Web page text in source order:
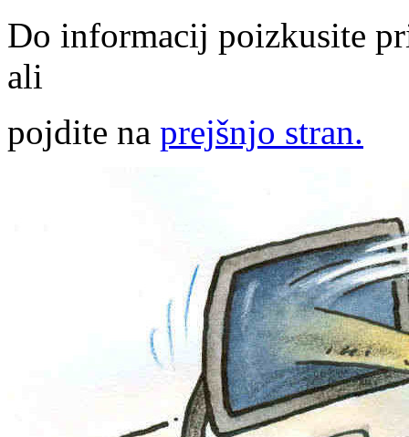
Do informacij poizkusite
ali
pojdite na prejšnjo stran.